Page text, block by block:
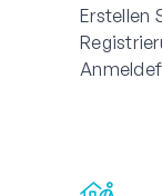
Erstellen